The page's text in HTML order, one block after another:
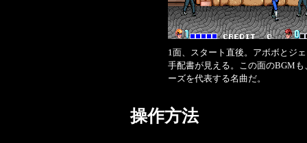
1面、スタート直後。アボボとジ
手配書が見える。この面のBGMも
ーズを代表する名曲だ。
操作方法